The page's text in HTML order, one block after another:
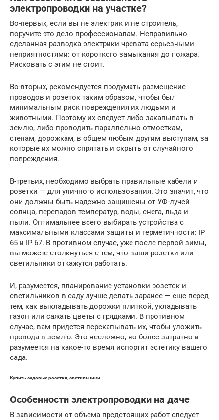
электропроводки на участке?
Во-первых, если вы не электрик и не строитель,
поручите это дело профессионалам. Неправильно
сделанная разводка электрики чревата серьезными
неприятностями: от короткого замыкания до пожара.
Рисковать с этим не стоит.
Во-вторых, рекомендуется продумать размещение
проводов и розеток таким образом, чтобы был
минимальным риск повреждения их людьми и
животными. Поэтому их следует либо закапывать в
землю, либо проводить параллельно отмосткам,
стенам, дорожкам, в общем любым другим выступам, за
которые их можно спрятать и скрыть от случайного
повреждения.
В-третьих, необходимо выбрать правильные кабели и
розетки — для уличного использования. Это значит, что
они должны быть надежно защищены от УФ-лучей
солнца, перепадов температур, воды, снега, льда и
пыли. Оптимальнее всего выбирать устройства с
максимальными классами защиты и герметичности: IP
65 и IP 67. В противном случае, уже после первой зимы,
вы можете столкнуться с тем, что ваши розетки или
светильники откажутся работать.
И, разумеется, планирование установки розеток и
светильников в саду лучше делать заранее — еще перед
тем, как выкладывать дорожки плиткой, укладывать
газон или сажать цветы с грядками. В противном
случае, вам придется перекапывать их, чтобы уложить
провода в землю. Это несложно, но более затратно и
разумеется на какое-то время испортит эстетику вашего
сада.
Купить садовые розетки, светильники
Особенности электропроводки на даче
В зависимости от объема предстоящих работ следует